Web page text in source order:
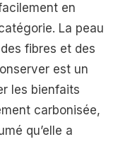
en
La peau
fibres et des
est un
les bienfaits
carbonisée,
qu’elle a